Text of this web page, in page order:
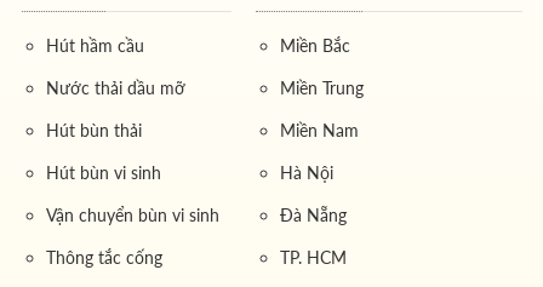
Hút hầm cầu
Nước thải dầu mỡ
Hút bùn thải
Hút bùn vi sinh
Vận chuyển bùn vi sinh
Thông tắc cống
Miền Bắc
Miền Trung
Miền Nam
Hà Nội
Đà Nẵng
TP. HCM